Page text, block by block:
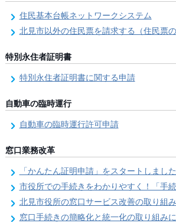
住民基本台帳ネットワークシステム
北見市以外の住民票を請求する（住民票の
特別永住者証明書
特別永住者証明書に関する申請
自動車の臨時運行
自動車の臨時運行許可申請
窓口業務改革
「かんたん証明申請」をスタートしました
市役所での手続きをわかりやすく！「手続きチェック
北見市役所の窓口サービス改善の取り組
窓口手続きの簡略化と統一化の取り組みについて（ワンス